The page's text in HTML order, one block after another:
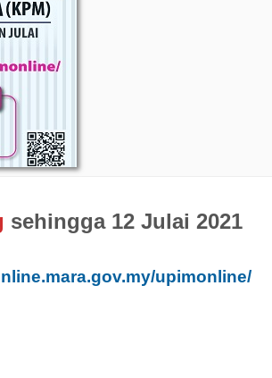
sehingga 12 Julai 2021
upimonline/